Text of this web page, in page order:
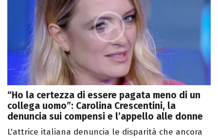
“Ho la certezza di essere pagata meno di un
collega uomo”: Carolina Crescentini, la
denuncia sui compensi e l’appello alle donne
L'attrice italiana denuncia le disparità che ancora